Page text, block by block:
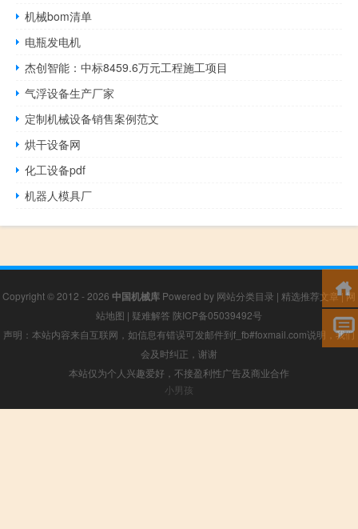
机械bom清单
电瓶发电机
杰创智能：中标8459.6万元工程施工项目
气浮设备生产厂家
定制机械设备销售案例范文
烘干设备网
化工设备pdf
机器人模具厂
Copyright © 2012 - 2026 中国机械库 Powered by 网站分类目录 | 精选推荐文章|网
站地图 | 疑难解答 陕ICP备05039492号
声明：本站内容来自互联网，如信息有错误可发邮件到f_fb#foxmail.com说明，我们
会及时纠正，谢谢
本站仅为个人兴趣爱好，不接盈利性广告及商业合作
小男孩